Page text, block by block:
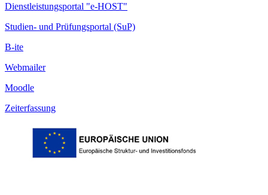
Dienstleistungsportal "e-HOST"
Studien- und Prüfungsportal (SuP)
B-ite
Webmailer
Moodle
Zeiterfassung